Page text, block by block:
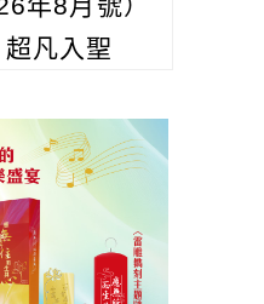
年8月號）
凡入聖